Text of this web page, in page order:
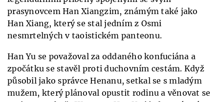
prasynovcem Han Xiangzim, známým také jako
Han Xiang, který se stal jedním z Osmi
nesmrtelných v taoistickém panteonu.
Han Yu se považoval za oddaného konfuciána a
zpočátku se stavěl proti duchovním cestám. Když
působil jako správce Henanu, setkal se s mladým
mužem, který plánoval opustit rodinu a věnovat se